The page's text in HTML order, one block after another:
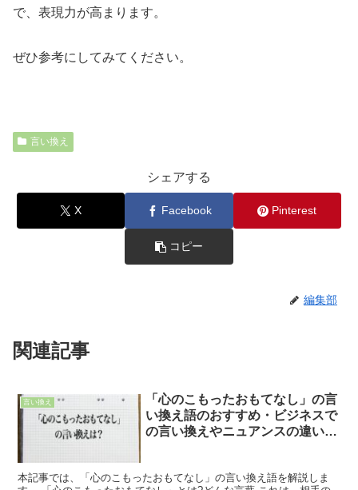
で、表現力が高まります。
ぜひ参考にしてみてください。
言い換え
シェアする
X Facebook Pinterest
コピー
編集部
関連記事
言い換え
「心のこもったおもてなし」の言
い換え語のおすすめ・ビジネスで
の言い換えやニュアンスの違いも
本記事では、「心のこもったおもてなし」の言い換え語を解説しま